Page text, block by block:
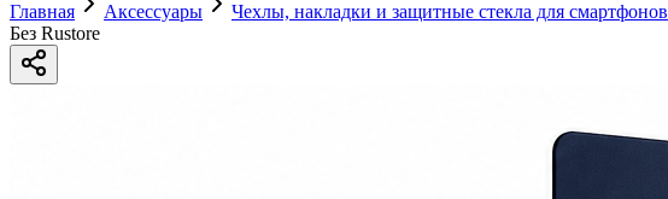
Главная Аксессуары Чехлы, накладки и защитные стекла для смартфонов
Без Rustore